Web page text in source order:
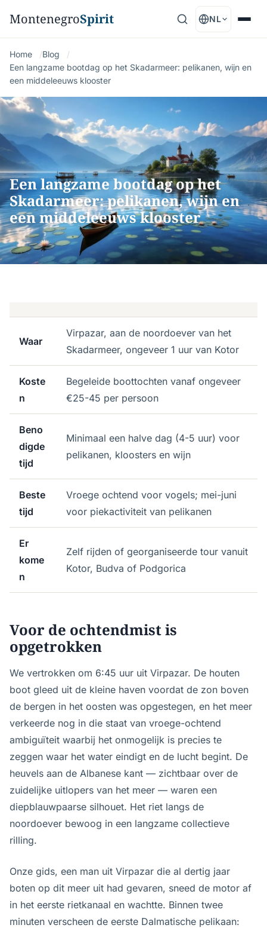
MontenegroSpirit NL
Home
Blog
Een langzame bootdag op het Skadarmeer: pelikanen, wijn en
een middeleeuws klooster
Een langzame bootdag op het
Skadarmeer: pelikanen, wijn en
een middeleeuws klooster
Waar
Virpazar, aan de noordoever van het
Skadarmeer, ongeveer 1 uur van Kotor
Koste
n
Begeleide boottochten vanaf ongeveer
€25-45 per persoon
Beno
digde
tijd
Minimaal een halve dag (4-5 uur) voor
pelikanen, kloosters en wijn
Beste
tijd
Vroege ochtend voor vogels; mei-juni
voor piekactiviteit van pelikanen
Er
kome
n
Zelf rijden of georganiseerde tour vanuit
Kotor, Budva of Podgorica
Voor de ochtendmist is
opgetrokken
We vertrokken om 6:45 uur uit Virpazar. De houten
boot gleed uit de kleine haven voordat de zon boven
de bergen in het oosten was opgestegen, en het meer
verkeerde nog in die staat van vroege-ochtend
ambiguïteit waarbij het onmogelijk is precies te
zeggen waar het water eindigt en de lucht begint. De
heuvels aan de Albanese kant — zichtbaar over de
zuidelijke uitlopers van het meer — waren een
diepblauwpaarse silhouet. Het riet langs de
noordoever bewoog in een langzame collectieve
rilling.
Onze gids, een man uit Virpazar die al dertig jaar
boten op dit meer uit had gevaren, sneed de motor af
in het eerste rietkanaal en wachtte. Binnen twee
minuten verscheen de eerste Dalmatische pelikaan: